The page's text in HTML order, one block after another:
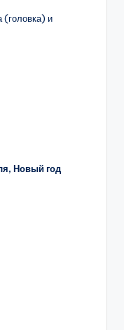
(головка) и
Новый год